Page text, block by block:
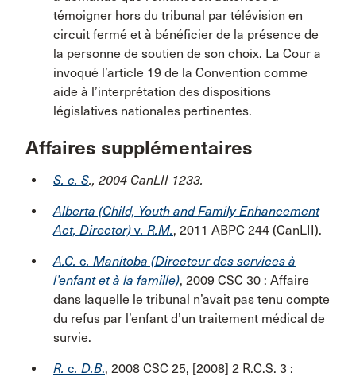
témoigner hors du tribunal par télévision en
circuit fermé et à bénéficier de la présence de
la personne de soutien de son choix. La Cour a
invoqué l’article 19 de la Convention comme
aide à l’interprétation des dispositions
législatives nationales pertinentes.
Affaires supplémentaires
S. c. S., 2004 CanLII 1233.
Alberta (Child, Youth and Family Enhancement
Act, Director) v. R.M., 2011 ABPC 244 (CanLII).
A.C. c. Manitoba (Directeur des services à
l’enfant et à la famille), 2009 CSC 30 : Affaire
dans laquelle le tribunal n’avait pas tenu compte
du refus par l’enfant d’un traitement médical de
survie.
R. c. D.B., 2008 CSC 25, [2008] 2 R.C.S. 3 :